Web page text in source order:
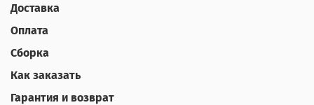
Доставка
Оплата
Сборка
Как заказать
Гарантия и возврат